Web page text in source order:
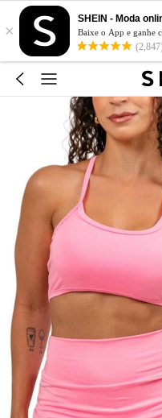
×
SHEIN - Moda
Baixe o App e ganhe